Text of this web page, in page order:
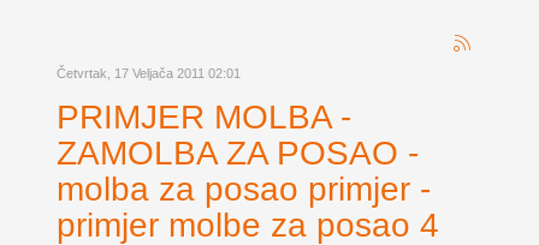
Četvrtak, 17 Veljača 2011 02:01
PRIMJER MOLBA -
ZAMOLBA ZA POSAO -
molba za posao primjer -
primjer molbe za posao 4